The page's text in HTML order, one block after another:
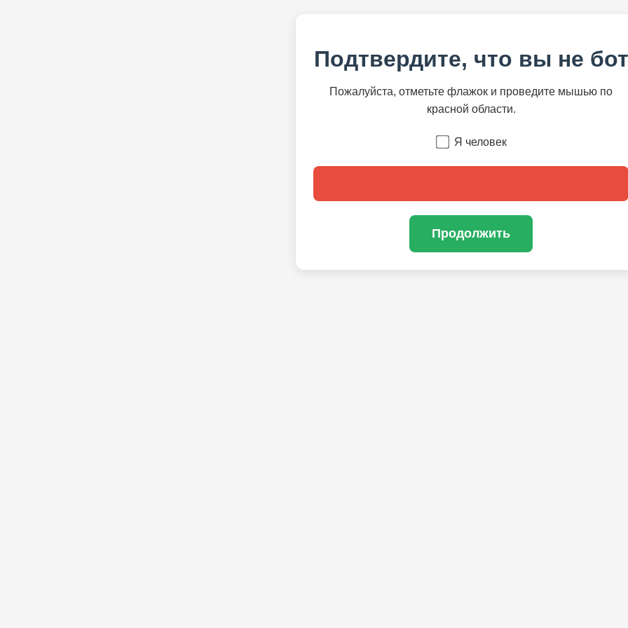
Подтвердите, что вы не бот
Пожалуйста, отметьте флажок и проведите мышью по
красной области.
Я человек
Продолжить